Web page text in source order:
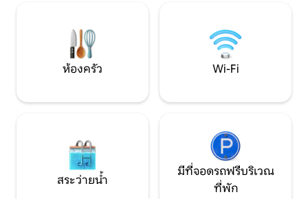
ของเราปลอดภัย
ห้องครัว Wi-Fi
สระว่ายน้ำ
มีที่จอดรถฟรีบริเวณ
ที่พัก